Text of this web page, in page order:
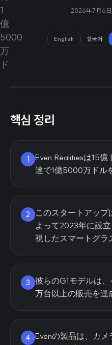
2026年7月6日
English 한국어
핵심 정리
1
Even Realitiesは15
達で1億5000万ドル
2
このスタートアッ
よって2023年に設
視したスマートグラ
3
彼らのG1モデルは
万台以上の販売を達
4 Evenの製品は、カ